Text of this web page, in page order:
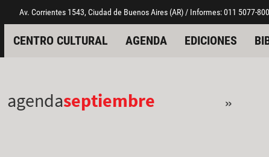
Av. Corrientes 1543, Ciudad de Buenos Aires (AR) / Informes: 011 5077-
CENTRO CULTURAL AGENDA EDICIONES
agendaseptiembre »